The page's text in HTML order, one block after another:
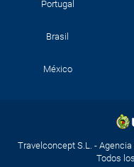
Portugal
Brasil
México
Travelconcept S.L. -
Todos